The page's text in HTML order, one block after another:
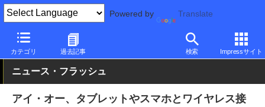
Powered by Translate
カテゴリ 過去記事 検索 Impressサイト
PC Watch 半導体/周辺機器 その他
ニュース・フラッシュ
アイ・オー、タブレットやスマホとワイヤレス接